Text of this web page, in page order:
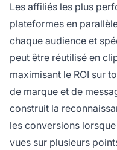
Les affiliés les plus
plateformes en
chaque audience et
peut être réutilisé en
maximisant le ROI sur
de marque et de
construit la
les conversions
vues sur plusieurs